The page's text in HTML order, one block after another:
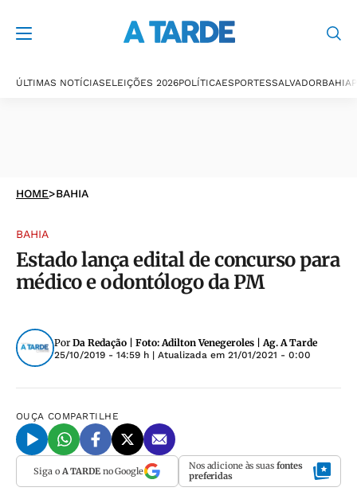
ÚLTIMAS NOTÍCIASELEIÇÕES 2026POLÍTICAESPORTESSALVADORBAHIA
HOME>BAHIA
BAHIA
Estado lança edital de concurso para
médico e odontólogo da PM
Por Da Redação | Foto: Adilton Venegeroles | Ag. A Tarde
25/10/2019 - 14:59 h | Atualizada em 21/01/2021 - 0:00
OUÇA COMPARTILHE
Siga o A TARDEno Google Nos adicione às suas fontes
preferidas